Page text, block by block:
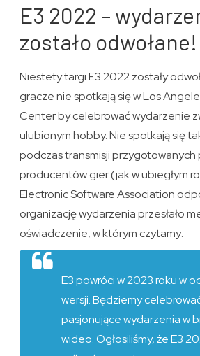
E3 2022 –
zostało odwołane!
Niestety targi E3 2022 zostały
gracze nie spotkają się w Los
Center by celebrować wydarzenie
ulubionym hobby. Nie spotkają się
podczas transmisji przygotowanych
producentów gier (jak w ubiegłym
Electronic Software Association
organizację wydarzenia przesłało
oświadczenie, w którym czytamy:
E3 powróci w 2023 roku w
wersji. Będziemy
pasjonujące wydarzenia w
wideo. Ogłosiliśmy, że E3